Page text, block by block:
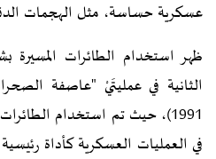
عسكرية حساسة، مثل الهجمات
ظهر استخدام الطائرات
1991)، حيث تم استخدام
في العمليات العسكرية كأداة